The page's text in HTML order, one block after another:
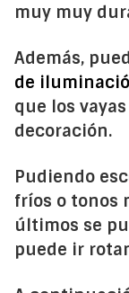
muy muy
Además,
de
que los
decoración.
Pudiendo
fríos o tonos
últimos se
puede ir